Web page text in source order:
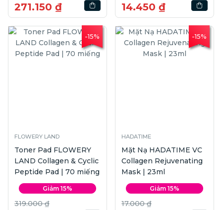
271.150 ₫ 14.450 ₫
-15%
FLOWERY LAND
Toner Pad FLOWERY
LAND Collagen & Cyclic
Peptide Pad | 70 miếng
Giảm 15%
319.000 ₫
-15%
HADATIME
Mặt Nạ HADATIME VC
Collagen Rejuvenating
Mask | 23ml
Giảm 15%
17.000 ₫